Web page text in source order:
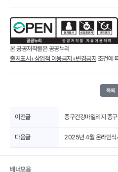
본 공공저작물은 공공누리
출처표시+상업적 이용금지+변경금지 조건에
목록
이전글 중구건강마일리지 중
다음글 2025년 4월 온라인식
배너모음